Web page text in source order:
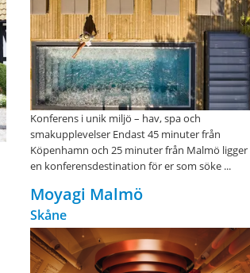
Konferens i unik miljö – hav, spa och
smakupplevelser Endast 45 minuter från
Köpenhamn och 25 minuter från Malmö ligger
en konferensdestination för er som söke ...
Moyagi Malmö
Skåne